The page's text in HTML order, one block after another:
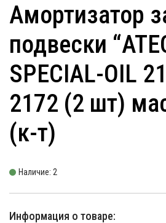
Амортизатор
подвески
SPECIAL-OIL
2172 (2 шт)
(к-т)
Наличие: 2
Информация о товаре: